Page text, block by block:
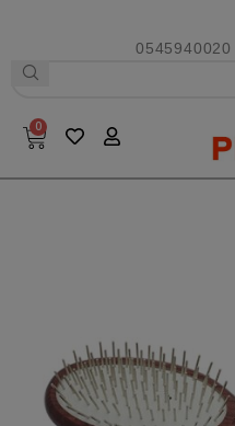
0545940020
0